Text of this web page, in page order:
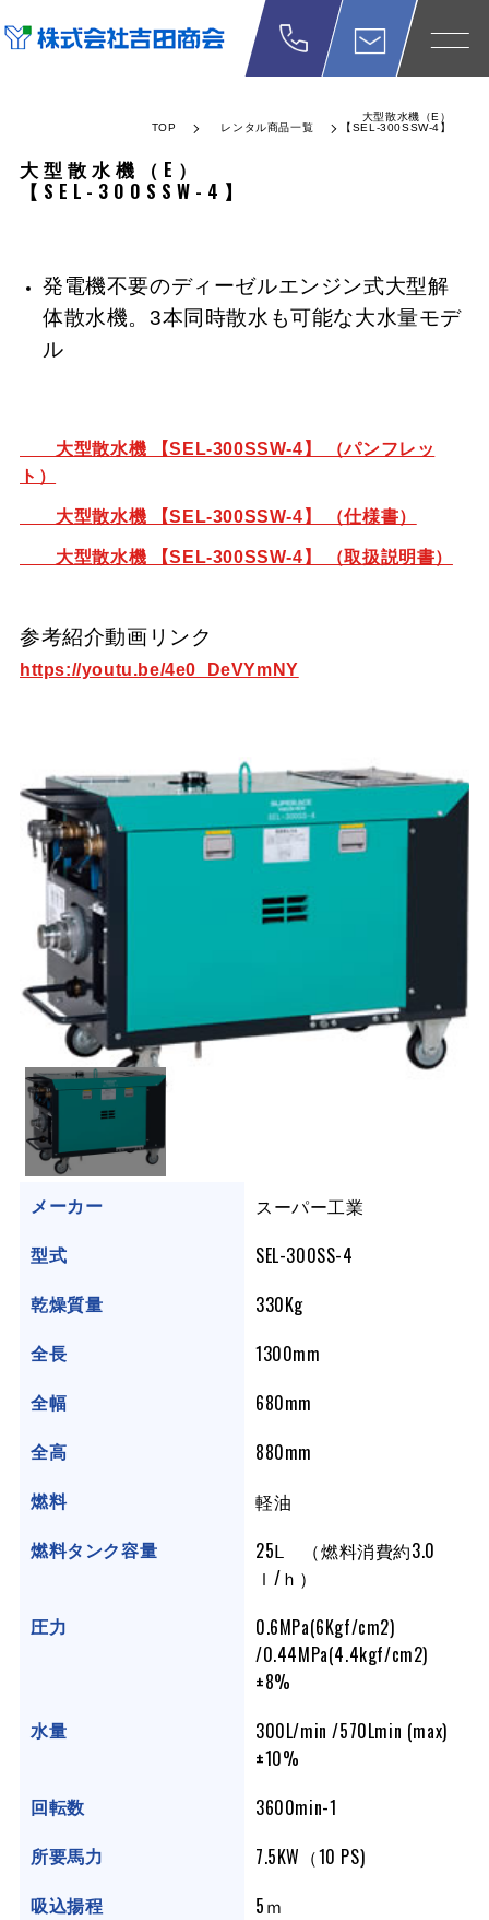
TOP レンタル商品一覧
大型散水機（E）
【SEL-300SSW-4】
大型散水機（E）
【SEL-300SSW-4】
発電機不要のディーゼルエンジン式大型解
体散水機。3本同時散水も可能な大水量モデ
ル
大型散水機 【SEL-300SSW-4】 （パンフレッ
ト）
大型散水機 【SEL-300SSW-4】 （仕様書）
大型散水機 【SEL-300SSW-4】 （取扱説明書）
参考紹介動画リンク
https://youtu.be/4e0_DeVYmNY
メーカー スーパー工業
型式 SEL-300SS-4
乾燥質量 330Kg
全長 1300mm
全幅 680mm
全高 880mm
燃料 軽油
燃料タンク容量
25Ⅼ （燃料消費約3.0
ｌ/ｈ）
圧力
0.6MPa(6Kgf/cm2)
/0.44MPa(4.4kgf/cm2)
±8%
水量
300L/min /570Lmin (max)
±10%
回転数 3600min-1
所要馬力 7.5KW（10 PS)
吸込揚程 5ｍ